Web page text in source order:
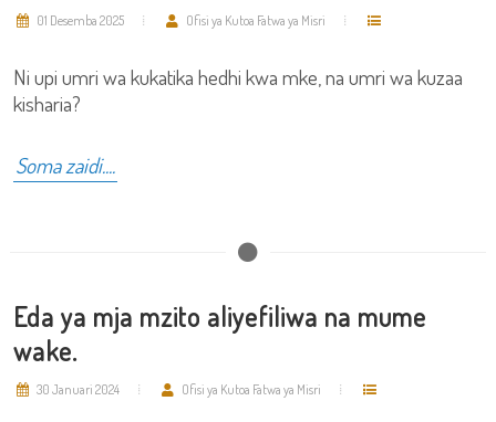
01 Desemba 2025 Ofisi ya Kutoa Fatwa ya Misri
Ni upi umri wa kukatika hedhi kwa mke, na umri wa kuzaa
kisharia?
Soma zaidi....
Eda ya mja mzito aliyefiliwa na mume
wake.
30 Januari 2024 Ofisi ya Kutoa Fatwa ya Misri